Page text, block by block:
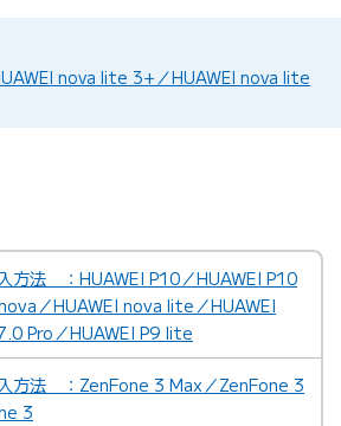
nova lite 3+／HUAWEI nova lite
方法 ：HUAWEI P10／HUAWEI P10
／HUAWEI nova lite／HUAWEI
Pro／HUAWEI P9 lite
方法 ：ZenFone 3 Max／ZenFone 3
3